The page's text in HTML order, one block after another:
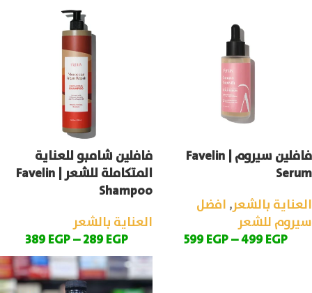
فافلين سيروم | Favelin
Serum
العناية بالشعر, افضل
سيروم للشعر
499EGP
–
599EGP
فافلين شامبو للعناية
المتكاملة للشعر | Favelin
Shampoo
العناية بالشعر
289EGP
–
389EGP